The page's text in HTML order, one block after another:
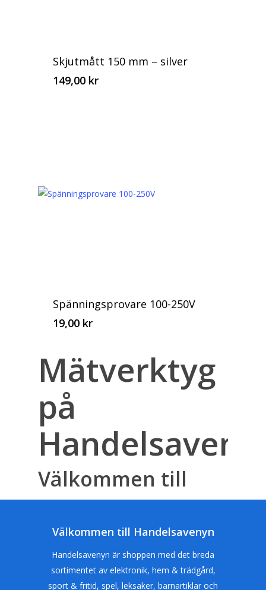
Skjutmått 150 mm – silver
149,00 kr
Spänningsprovare 100-250V
19,00 kr
Mätverktyg
på
Välkommen till
Handelsavenyn.se
kategori för Mätverktyg! Här finner du ett noga
projekt och yrkesområden. Våra produkter är
utformade för att leverera noggrannhet och
Välkommen till Handelsavenyn
Handelsavenyn är shoppen med det breda
sortimentet av elektronik, hem & trädgård,
sport & fritid, spel, leksaker, barnartiklar och